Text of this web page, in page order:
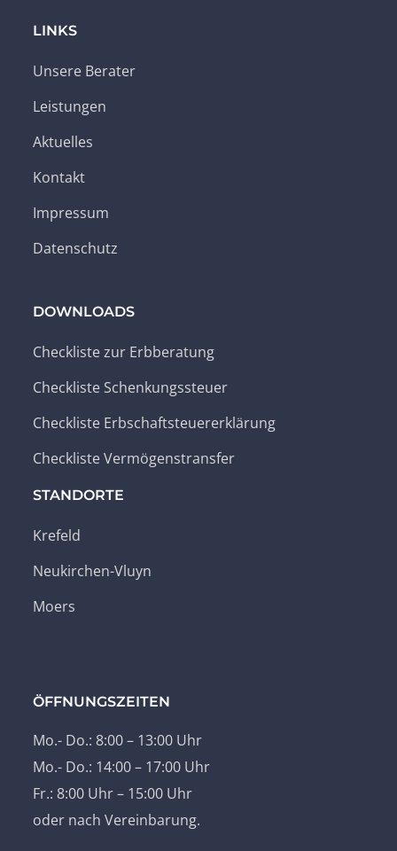
LINKS
Unsere Berater
Leistungen
Aktuelles
Kontakt
Impressum
Datenschutz
DOWNLOADS
Checkliste zur Erbberatung
Checkliste Schenkungssteuer
Checkliste Erbschaftsteuererklärung
Checkliste Vermögenstransfer
STANDORTE
Krefeld
Neukirchen-Vluyn
Moers
ÖFFNUNGSZEITEN
Mo.- Do.: 8:00 – 13:00 Uhr
Mo.- Do.: 14:00 – 17:00 Uhr
Fr.: 8:00 Uhr – 15:00 Uhr
oder nach Vereinbarung.